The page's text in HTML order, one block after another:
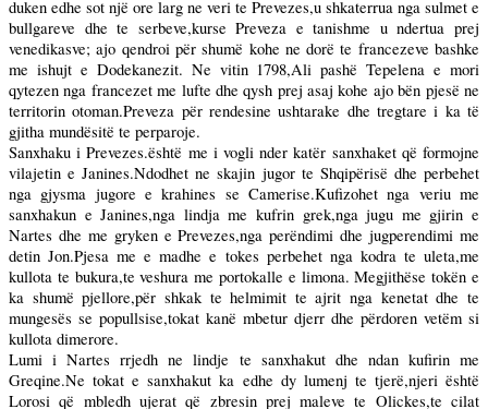
duken edhe sot një ore larg ne veri te Prevezes,u shkaterrua nga sulmet e
bullgareve dhe te serbeve,kurse Preveza e tanishme u ndertua prej
venedikasve; ajo qendroi për shumë kohe ne dorë te francezeve bashke
me ishujt e Dodekanezit. Ne vitin 1798,Ali pashë Tepelena e mori
qytezen nga francezet me lufte dhe qysh prej asaj kohe ajo bën pjesë ne
territorin otoman.Preveza për rendesine ushtarake dhe tregtare i ka të
gjitha mundësitë te perparoje.
Sanxhaku i Prevezes.është me i vogli nder katër sanxhaket që formojne
vilajetin e Janines.Ndodhet ne skajin jugor te Shqipërisë dhe perbehet
nga gjysma jugore e krahines se Camerise.Kufizohet nga veriu me
sanxhakun e Janines,nga lindja me kufrin grek,nga jugu me gjirin e
Nartes dhe me gryken e Prevezes,nga perëndimi dhe jugperendimi me
detin Jon.Pjesa me e madhe e tokes perbehet nga kodra te uleta,me
kullota te bukura,te veshura me portokalle e limona. Megjithëse tokën e
ka shumë pjellore,për shkak te helmimit te ajrit nga kenetat dhe te
mungesës se popullsise,tokat kanë mbetur djerr dhe përdoren vetëm si
kullota dimerore.
Lumi i Nartes rrjedh ne lindje te sanxhakut dhe ndan kufirin me
Greqine.Ne tokat e sanxhakut ka edhe dy lumenj te tjerë,njeri është
Lorosi që mbledh ujerat që zbresin prej maleve te Olickes,te cilat